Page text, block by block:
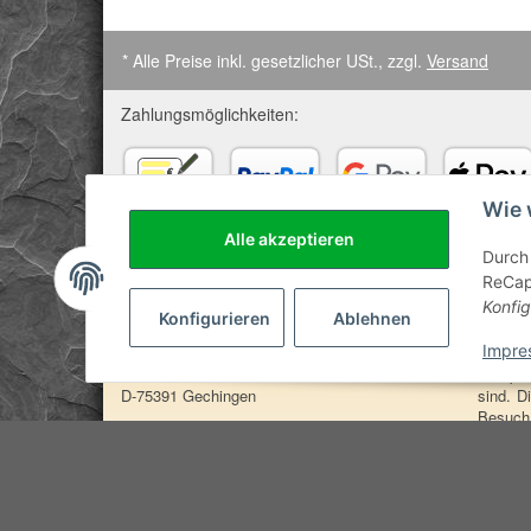
Alle akzeptieren
Konfigurieren Ablehnen
Wie
* Alle Preise inkl. gesetzlicher USt., zzgl. Versand
Zahlungsmöglichkeiten:
ApplePay
Anschrift:
SteinZeitOase
Frau Karin Philippin
D-75391 Gechingen
sind.